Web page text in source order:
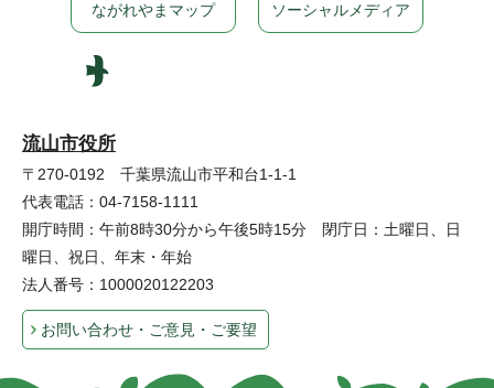
流山市役所
〒270-0192 千葉県流山市平和台1-1-1
代表電話：04-7158-1111
開庁時間：午前8時30分から午後5時15分 閉庁日：土曜日、日
曜日、祝日、年末・年始
法人番号：1000020122203
お問い合わせ・ご意見・ご要望
ながれやまマップ ソーシャルメディア